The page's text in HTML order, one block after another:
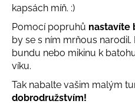
kapsách míň. :)
Pomocí popruhů nastavíte
by se s ním mrňous
bundu nebo mikinu k
víku.
Tak nabalte vašim malým
dobrodružstvím!
a
j
í
t
?